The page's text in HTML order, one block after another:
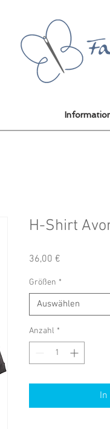
H-Shirt
36,00 €
Größen *
Auswählen
Anzahl *
In